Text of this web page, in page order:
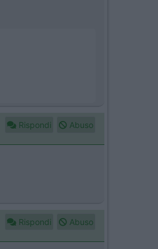
Rispondi Abuso
Rispondi Abuso